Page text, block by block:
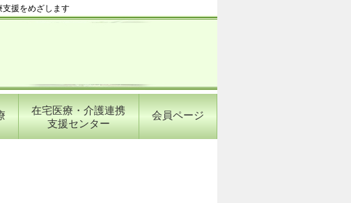
援をめざします
在宅医療・介護連携
支援センター
会員ページ